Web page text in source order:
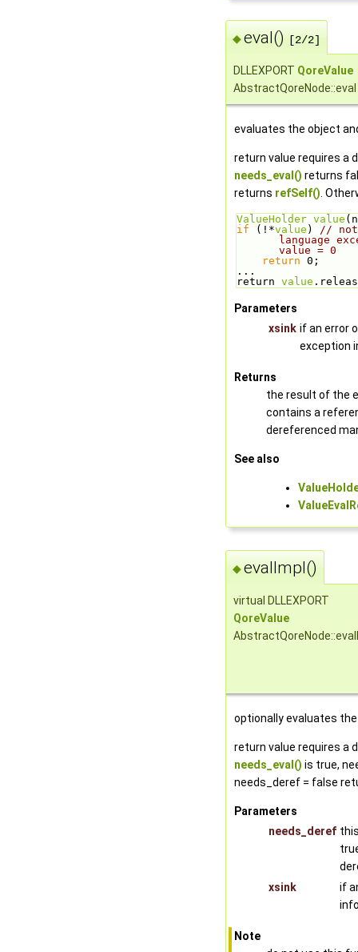
◆eval() [2/2]
DLLEXPORT QoreValue
AbstractQoreNode::eval
evaluates the object
return value requires a
needs_eval() returns
returns refSelf().
ValueHolder value
if (!*value ) //
language
value = 0
return 0;
...
return value
Parameters
xsink if an error
exception
Returns
the result of the
contains a
dereferenced
See also
◆evalImpl()
virtual DLLEXPORT
QoreValue
optionally evaluates
return value requires a
needs_eval() is true,
needs_deref = false
Parameters
needs_deref
xsink
if
Note